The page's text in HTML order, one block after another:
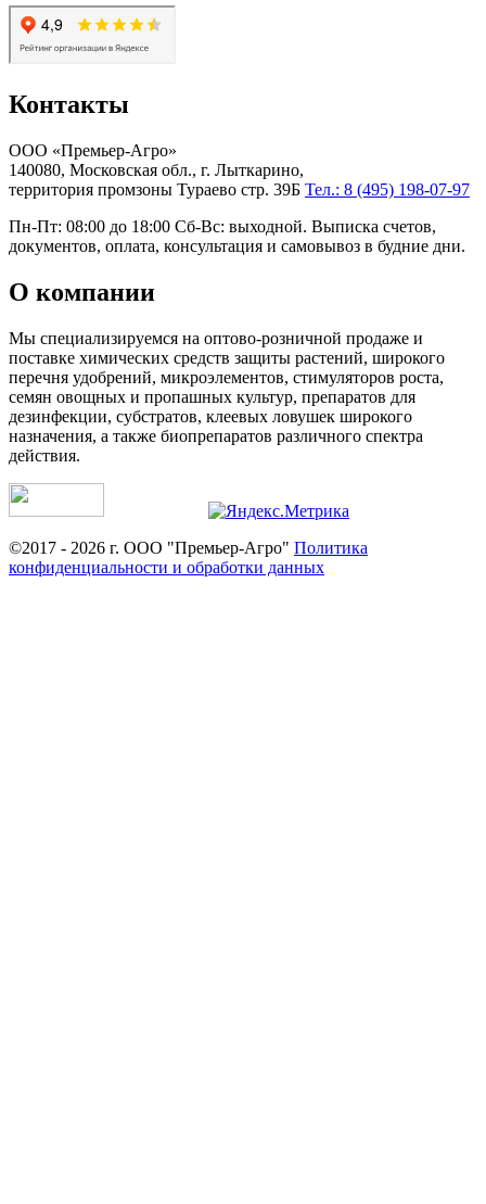
Контакты
ООО «Премьер-Агро»
140080, Московская обл., г. Лыткарино,
территория промзоны Тураево стр. 39Б Тел.: 8 (495) 198-07-97
Пн-Пт: 08:00 до 18:00 Сб-Вс: выходной. Выписка счетов,
документов, оплата, консультация и самовывоз в будние дни.
О компании
Мы специализируемся на оптово-розничной продаже и
поставке химических средств защиты растений, широкого
перечня удобрений, микроэлементов, стимуляторов роста,
семян овощных и пропашных культур, препаратов для
дезинфекции, субстратов, клеевых ловушек широкого
назначения, а также биопрепаратов различного спектра
действия.
©2017 - 2026 г. ООО "Премьер-Агро" Политика
конфиденциальности и обработки данных